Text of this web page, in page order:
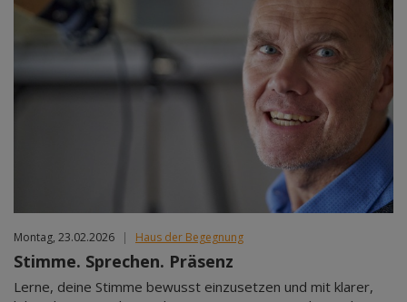
Montag, 23.02.2026 | Haus der Begegnung
Stimme. Sprechen. Präsenz
Lerne, deine Stimme bewusst einzusetzen und mit klarer,